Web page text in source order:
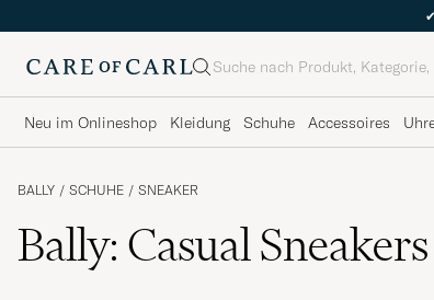
✔
Suche
Neu im Onlineshop Kleidung Schuhe Accessoires
BALLY / SCHUHE / SNEAKER
Bally: Casual Sneakers